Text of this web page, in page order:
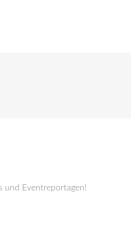
und Eventreportagen!